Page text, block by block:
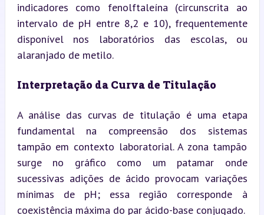
indicadores como fenolftaleína (circunscrita ao
intervalo de pH entre 8,2 e 10), frequentemente
disponível nos laboratórios das escolas, ou
alaranjado de metilo.
Interpretação da Curva de Titulação
A análise das curvas de titulação é uma etapa
fundamental na compreensão dos sistemas
tampão em contexto laboratorial. A zona tampão
surge no gráfico como um patamar onde
sucessivas adições de ácido provocam variações
mínimas de pH; essa região corresponde à
coexistência máxima do par ácido-base conjugado.